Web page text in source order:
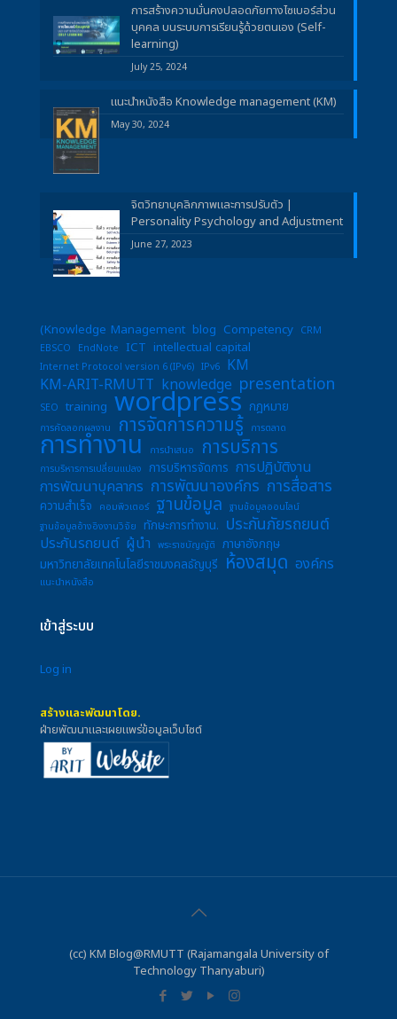
การสร้างความมั่นคงปลอดภัยทางไซเบอร์ส่วน
บุคคล บนระบบการเรียนรู้ด้วยตนเอง (Self-
learning)
July 25, 2024
แนะนำหนังสือ Knowledge management (KM)
May 30, 2024
จิตวิทยาบุคลิกภาพและการปรับตัว |
Personality Psychology and Adjustment
June 27, 2023
(Knowledge Management blog Competency CRM
EBSCO
EndNote ICT intellectual capital
Internet Protocol version 6 (IPv6) IPv6 KM
KM-ARIT-RMUTT knowledge presentation
SEO training wordpress กฎหมาย
การคัดลอกผลงาน การจัดการความรู้ การตลาด
การทำงาน การนำเสนอ การบริการ
การบริหารการเปลี่ยนแปลง การบริหารจัดการ การปฏิบัติงาน
การพัฒนาบุคลากร การพัฒนาองค์กร การสื่อสาร
ความสำเร็จ คอมพิวเตอร์ ฐานข้อมูล ฐานข้อมูลออนไลน์
ฐานข้อมูลอ้างอิงงานวิจัย
ทักษะการทำงาน. ประกันภัยรถยนต์
ประกันรถยนต์ ผู้นำ พระราชบัญญัติ ภาษาอังกฤษ
มหาวิทยาลัยเทคโนโลยีราชมงคลธัญบุรี ห้องสมุด องค์กร
แนะนำหนังสือ
เข้าสู่ระบบ
Log in
สร้างและพัฒนาโดย.
ฝ่ายพัฒนาและเผยแพร่ข้อมูลเว็บไซต์
(cc) KM Blog@RMUTT (Rajamangala University of
Technology Thanyaburi)